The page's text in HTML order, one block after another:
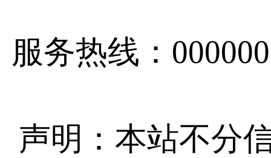
服务热线：
声明：本站不分